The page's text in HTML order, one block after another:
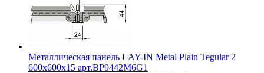
Металлическая панель LAY-IN Metal Plain Tegular 2
600x600x15 арт.BP9442M6G1